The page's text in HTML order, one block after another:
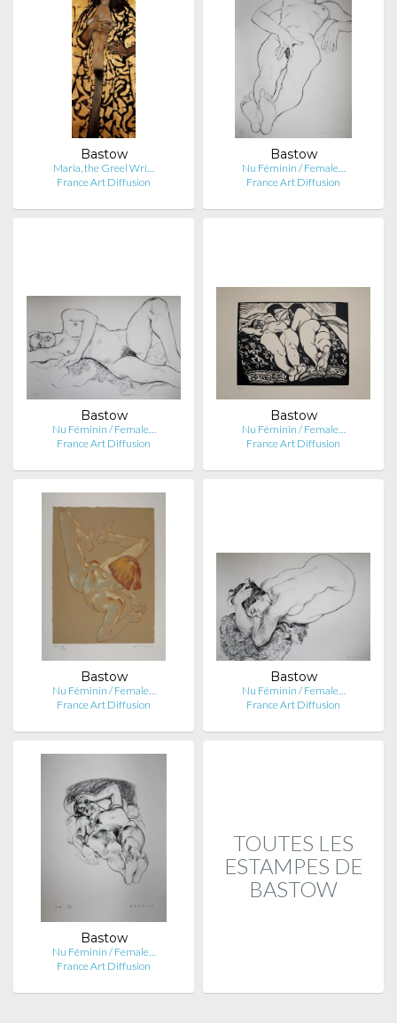
Bastow
Maria, the Greel Wri…
France Art Diffusion
Bastow
Nu Féminin / Female…
France Art Diffusion
Bastow
Nu Féminin / Female…
France Art Diffusion
Bastow
Nu Féminin / Female…
France Art Diffusion
Bastow
Nu Féminin / Female…
France Art Diffusion
Bastow
Nu Féminin / Female…
France Art Diffusion
Bastow
Nu Féminin / Female…
France Art Diffusion
TOUTES LES
ESTAMPES DE
BASTOW